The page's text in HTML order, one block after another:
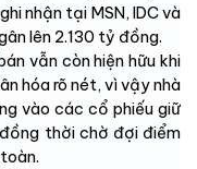
nhận tại MSN, IDC và
lên 2.130 tỷ đồng.
vẫn còn hiện hữu khi
hóa rõ nét, vì vậy nhà
vào các cổ phiếu giữ
thời chờ đợi điểm